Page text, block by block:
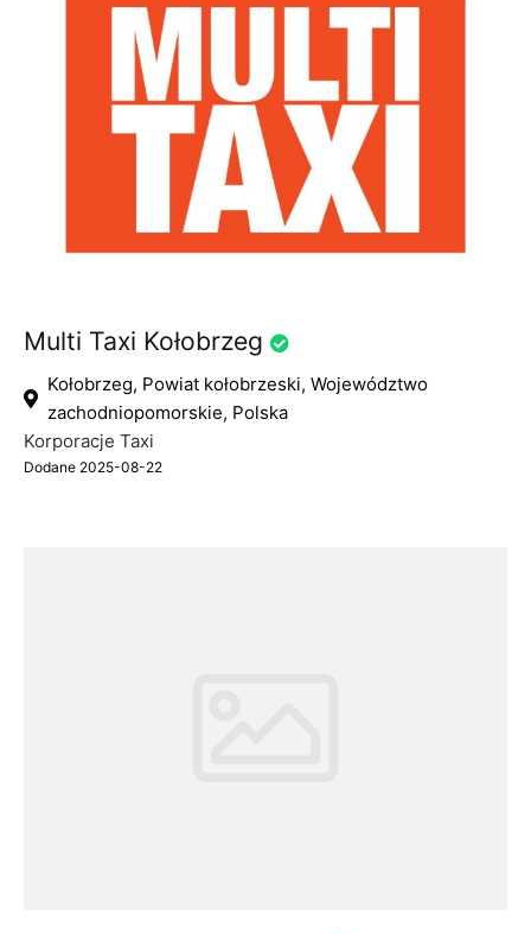
Multi Taxi Kołobrzeg
Kołobrzeg, Powiat kołobrzeski, Województwo
zachodniopomorskie, Polska
Korporacje Taxi
Dodane 2025-08-22